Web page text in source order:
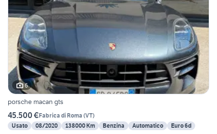
6
porsche macan gts
45.500 €Fabrica di Roma (VT)
Usato
08/2020 138000 Km Benzina Automatico Euro 6d